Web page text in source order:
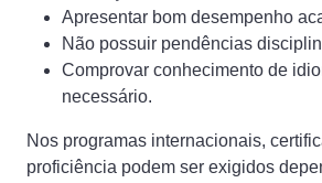
Apresentar bom desempenho
Não possuir pendências
Comprovar conhecimento de
necessário.
Nos programas internacionais,
proficiência podem ser exigidos